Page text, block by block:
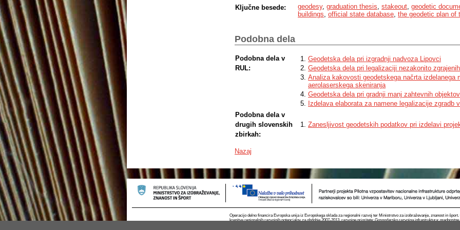
construction contractors and with that the meaning and the role of the
consequence the signature of the geodesist in charge is also losing value.
that would decrease or prevent the exploitation of the signature of the
Ključne besede: geodesy, graduation thesis stakeout geodetic
buildings official state database the geodetic plan of
Podobna dela
Podobna dela v
RUL:
Geodetska dela pri izgradnji nadvoza Lipovci
Geodetska dela pri legalizaciji nezakonito
Analiza kakovosti geodetskega načrta izdelanega
aerolaserskega skeniranja
Geodetska dela pri gradnji manj zahtevnih objektov
Izdelava elaborata za namene legalizacije zgradb
Podobna dela v
drugih slovenskih
zbirkah:
Zanesljivost geodetskih podatkov pri izdelavi
Nazaj
Operacijo delno financira Evropska unija iz Evropskega sklada za regionalni razvoj ter Ministrstvo za izobraževanje, znanost in
krepitve regionalnih razvojnih potencialov za obdobje 2007-2013, razvojne prioritete: Gospodarsko razvojna infrastruktura;